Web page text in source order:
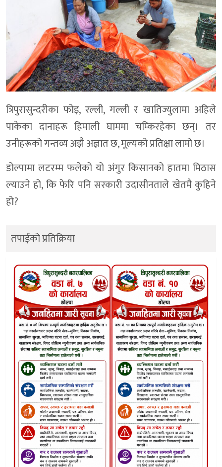
त्रिपुरासुन्दरीका फोइ, रल्ली, गल्ली र खातिज्युलामा अहिले
पाकेका दानाहरू हिमाली घाममा चम्किरहेका छन्। तर
उनीहरूको गन्तव्य अझै अज्ञात छ, मूल्यको प्रतिक्षा लामो छ।
डोल्पामा लटरम्म फलेको यो अंगुर किसानको हातमा मिठास
ल्याउने हो, कि फेरि पनि सरकारी उदासीनताले खेतमै कुहिने
हो?
तपाईको प्रतिक्रिया